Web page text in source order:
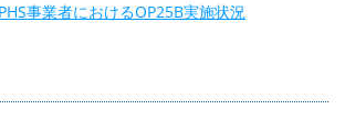
事業者におけるOP25B実施状況